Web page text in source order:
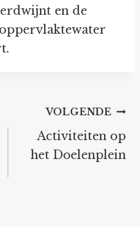
en de
VOLGENDE
Activiteiten op
het Doelenplein